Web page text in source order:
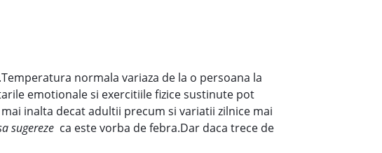
normala variaza de la o persoana la
emotionale si exercitiile fizice sustinute pot
inalta decat adultii precum si variatii zilnice mai
sugereze ca este vorba de febra.Dar daca trece de